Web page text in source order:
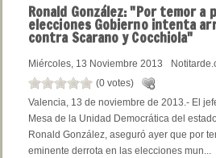
Ronald González: "Por temor a
elecciones Gobierno intenta
contra Scarano y Cocchiola"
Miércoles, 13 Noviembre 2013
(0 votes)
Valencia, 13 de noviembre de 2013.- El
Mesa de la Unidad Democrática del
Ronald González, aseguró ayer que por
eminente derrota en las elecciones mun...